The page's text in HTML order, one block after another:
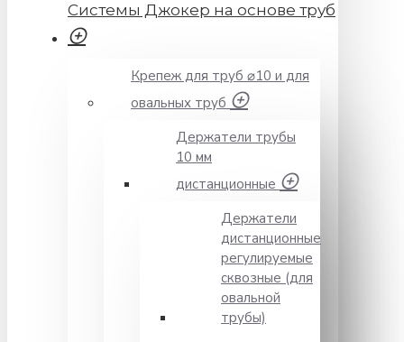
Системы Джокер на основе труб
Крепеж для труб ⌀10 и для
овальных труб
Держатели трубы
10 мм
дистанционные
Держатели
дистанционные
регулируемые
сквозные (для
овальной
трубы)